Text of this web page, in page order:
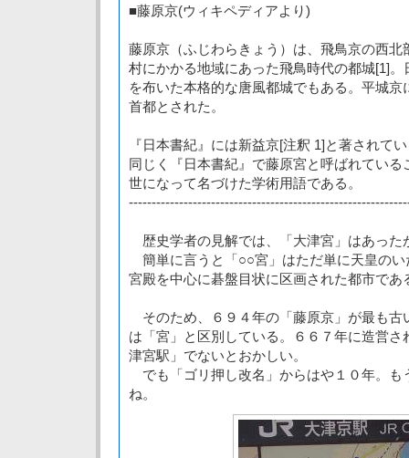
■藤原京(ウィキペディアより)
藤原京（ふじわらきょう）は、飛鳥京の西北
村にかかる地域にあった飛鳥時代の都城[1]
を布いた本格的な唐風都城でもある。平城
首都とされた。
『日本書紀』には新益京[注釈 1]と著されて
同じく『日本書紀』で藤原宮と呼ばれてい
世になって名づけた学術用語である。
歴史学者の見解では、「大津宮」はあった
簡単に言うと「○○宮」はただ単に天皇の
宮殿を中心に碁盤目状に区画された都市であ
そのため、６９４年の「藤原京」が最も古
は「宮」と区別している。６６７年に造営
津宮駅」でないとおかしい。
でも「ゴリ押し改名」からはや１０年。も
ね。